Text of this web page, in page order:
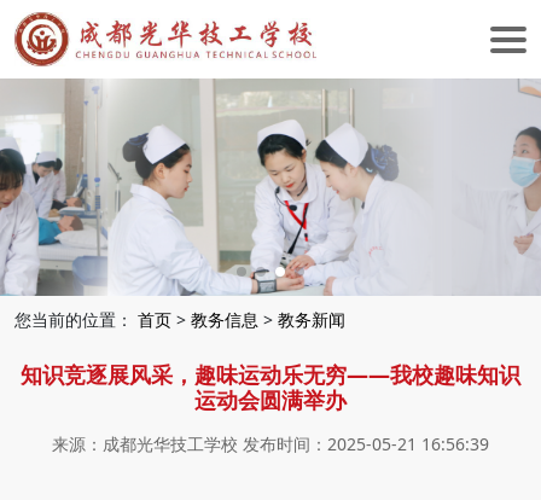
您当前的位置： 首页 > 教务信息 > 教务新闻
知识竞逐展风采，趣味运动乐无穷——我校趣味知识
运动会圆满举办
来源：成都光华技工学校 发布时间：2025-05-21 16:56:39